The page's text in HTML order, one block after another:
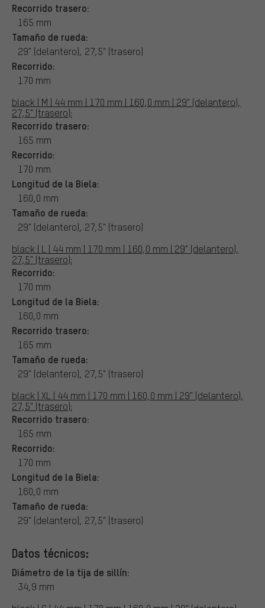
Recorrido trasero:
165 mm
Tamaño de rueda:
29" (delantero), 27,5" (trasero)
Recorrido:
170 mm
black | M | 44 mm | 170 mm | 160,0 mm | 29" (delantero),
27,5" (trasero):
Recorrido trasero:
165 mm
Recorrido:
170 mm
Longitud de la Biela:
160,0 mm
Tamaño de rueda:
29" (delantero), 27,5" (trasero)
black | L | 44 mm | 170 mm | 160,0 mm | 29" (delantero),
27,5" (trasero):
Recorrido:
170 mm
Longitud de la Biela:
160,0 mm
Recorrido trasero:
165 mm
Tamaño de rueda:
29" (delantero), 27,5" (trasero)
black | XL | 44 mm | 170 mm | 160,0 mm | 29" (delantero),
27,5" (trasero):
Recorrido trasero:
165 mm
Recorrido:
170 mm
Longitud de la Biela:
160,0 mm
Tamaño de rueda:
29" (delantero), 27,5" (trasero)
Datos técnicos:
Diámetro de la tija de sillín:
34,9 mm